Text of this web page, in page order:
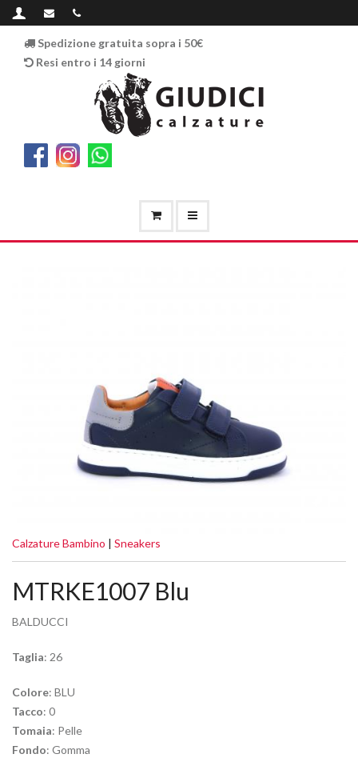
Spedizione gratuita sopra i 50€
Resi entro i 14 giorni
Calzature Bambino | Sneakers
MTRKE1007 Blu
BALDUCCI
Taglia: 26
Colore: BLU
Tacco: 0
Tomaia: Pelle
Fondo: Gomma